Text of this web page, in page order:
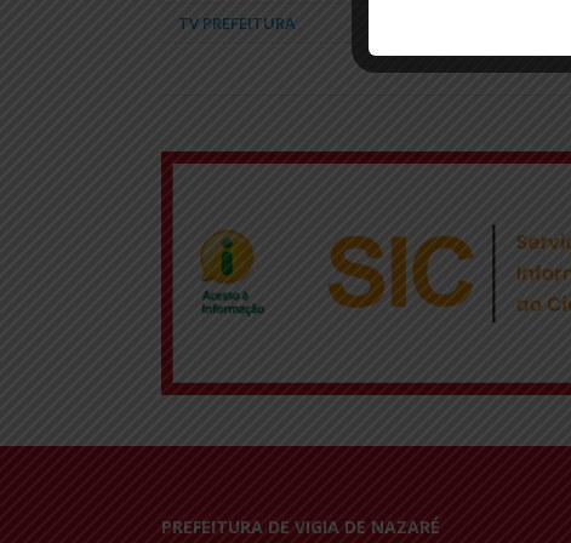
TV PREFEITURA
PREFEITURA DE VIGIA DE NAZARÉ